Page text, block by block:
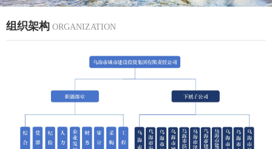
纪检监察
组织架构 ORGANIZATION